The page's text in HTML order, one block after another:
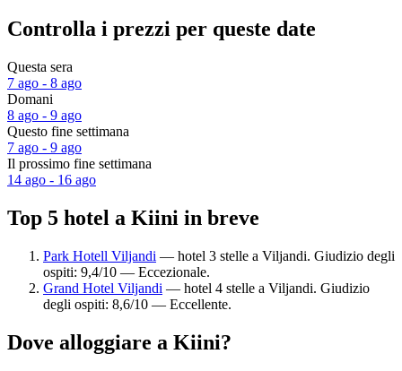
Controlla i prezzi per queste date
Questa sera
7 ago - 8 ago
Domani
8 ago - 9 ago
Questo fine settimana
7 ago - 9 ago
Il prossimo fine settimana
14 ago - 16 ago
Top 5 hotel a Kiini in breve
Park Hotell Viljandi — hotel 3 stelle a Viljandi. Giudizio degli
ospiti: 9,4/10 — Eccezionale.
Grand Hotel Viljandi — hotel 4 stelle a Viljandi. Giudizio
degli ospiti: 8,6/10 — Eccellente.
Dove alloggiare a Kiini?